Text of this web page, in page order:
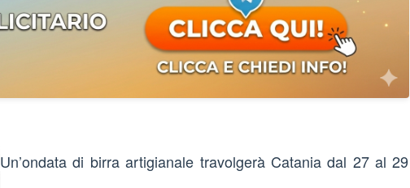
Un’ondata di birra artigianale travolgerà Catania dal 27 al 29